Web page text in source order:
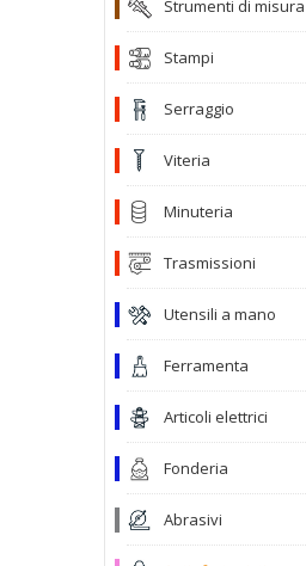
Strumenti di misura
Stampi
Serraggio
Viteria
Minuteria
Trasmissioni
Utensili a mano
Ferramenta
Articoli elettrici
Fonderia
Abrasivi